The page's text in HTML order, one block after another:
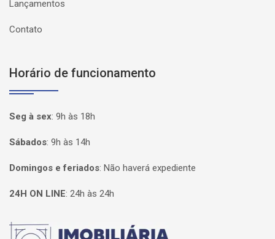
Lançamentos
Contato
Horário de funcionamento
Seg à sex: 9h às 18h
Sábados: 9h às 14h
Domingos e feriados: Não haverá expediente
24H ON LINE: 24h às 24h
Página inicial